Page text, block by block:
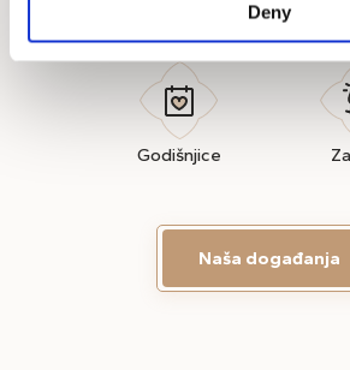
Deny
Vjenčanja
Godišnjice
Naša događanja